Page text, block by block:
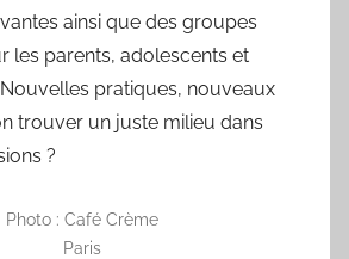
ainsi que des groupes
les parents, adolescents et
pratiques, nouveaux
trouver un juste milieu dans
?
Photo : Café Crème
Paris